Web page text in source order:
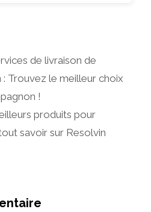
de livraison de
Trouvez le meilleur choix
!
produits pour
savoir sur Resolvin